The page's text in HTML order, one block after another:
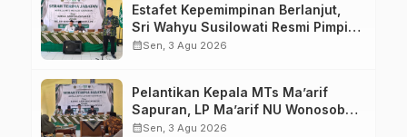
Estafet Kepemimpinan Berlanjut,
Sri Wahyu Susilowati Resmi Pimpin
MTs Ma’arif Sapuran
calendar_monthSen, 3 Agu 2026
Pelantikan Kepala MTs Ma’arif
Sapuran, LP Ma’arif NU Wonosobo
Tekankan Lima Amanah
calendar_monthSen, 3 Agu 2026